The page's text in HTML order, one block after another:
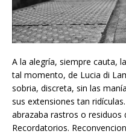
A la alegría, siempre cauta,
tal momento, de Lucia di
sobria, discreta, sin las
sus extensiones tan
abrazaba rastros o residuos
Recordatorios.